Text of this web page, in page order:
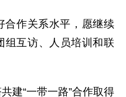
合作关系水平，愿继续
组互访、人员培训和联
建“一带一路”合作取得